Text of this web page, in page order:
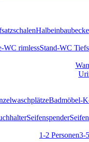
WC rimlessStand-WC
Badmöbel-
Seifenspender
1-2 Personen3-